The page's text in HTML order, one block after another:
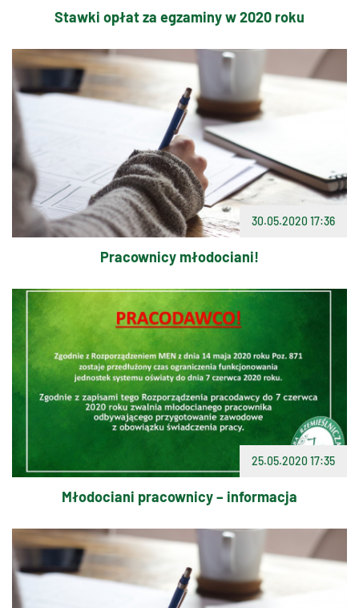
Stawki opłat za egzaminy w 2020 roku
30.05.2020 17:36
Pracownicy młodociani!
25.05.2020 17:35
Młodociani pracownicy – informacja